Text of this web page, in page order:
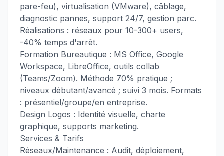
pare-feu), virtualisation (VMware), câblage,
diagnostic pannes, support 24/7, gestion parc.
Réalisations : réseaux pour 10-300+ users,
-40% temps d'arrêt.
Formation Bureautique : MS Office, Google
Workspace, LibreOffice, outils collab
(Teams/Zoom). Méthode 70% pratique ;
niveaux débutant/avancé ; suivi 3 mois. Formats
: présentiel/groupe/en entreprise.
Design Logos : Identité visuelle, charte
graphique, supports marketing.
Services & Tarifs
Réseaux/Maintenance : Audit, déploiement,